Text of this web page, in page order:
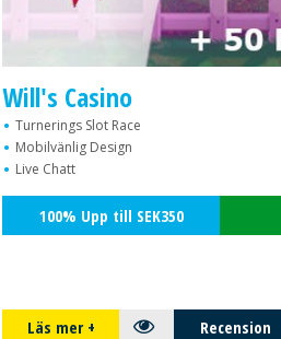
Will's Casino
Turnerings Slot Race
Mobilvänlig Design
Live Chatt
100% Upp till SEK350
Läs mer+ Recension